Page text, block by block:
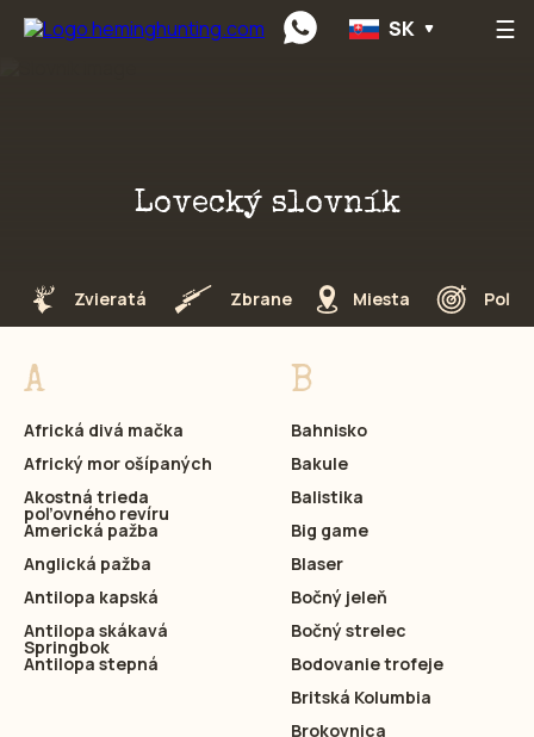
Preskočiť na obsah ☰
SK
Lovecký slovník
Zvieratá Zbrane Miesta
A
Africká divá mačka
Africký mor ošípaných
Akostná trieda
poľovného revíru
Americká pažba
Anglická pažba
Antilopa kapská
Antilopa skákavá
Springbok
Antilopa stepná
B
Bahnisko
Bakule
Balistika
Big game
Blaser
Bočný jeleň
Bočný strelec
Bodovanie trofeje
Britská Kolumbia
Brokovnica